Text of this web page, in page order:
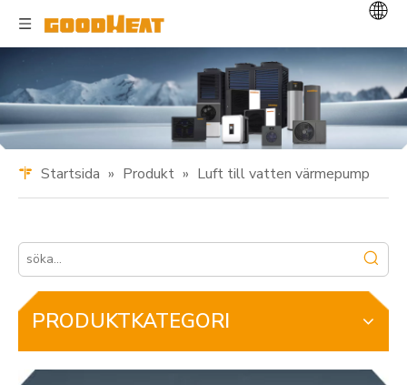
Startsida » Produkt » Luft till vatten värmepump
PRODUKTKATEGORI